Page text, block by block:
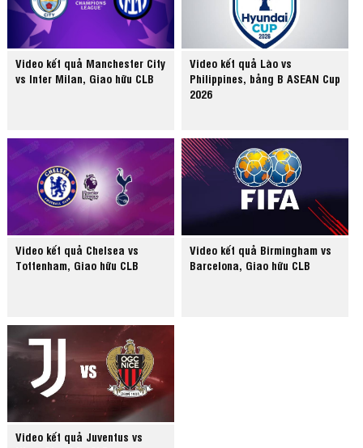
Video kết quả Manchester City
vs Inter Milan, Giao hữu CLB
Video kết quả Lào vs
Philippines, bảng B ASEAN Cup
2026
Video kết quả Chelsea vs
Tottenham, Giao hữu CLB
Video kết quả Birmingham vs
Barcelona, Giao hữu CLB
Video kết quả Juventus vs